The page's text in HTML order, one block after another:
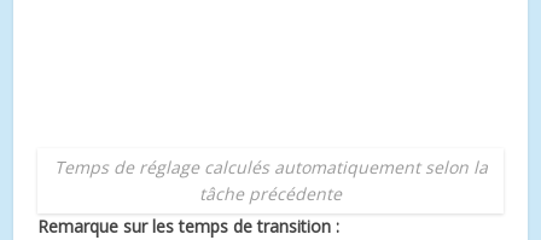
Temps de réglage calculés automatiquement selon la
tâche précédente
Remarque sur les temps de transition :